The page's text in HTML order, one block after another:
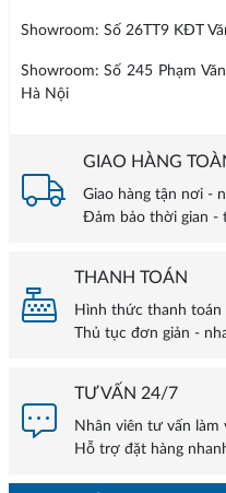
Showroom: Số 26TT9 KĐT
Showroom: Số 245 Phạm
Hà Nội
GIAO HÀNG
Giao hàng tận nơi -
Đảm bảo thời gian -
THANH TOÁN
Hình thức thanh toán
Thủ tục đơn giản -
TƯ VẤN 24/7
Nhân viên tư vấn làm
Hỗ trợ đặt hàng